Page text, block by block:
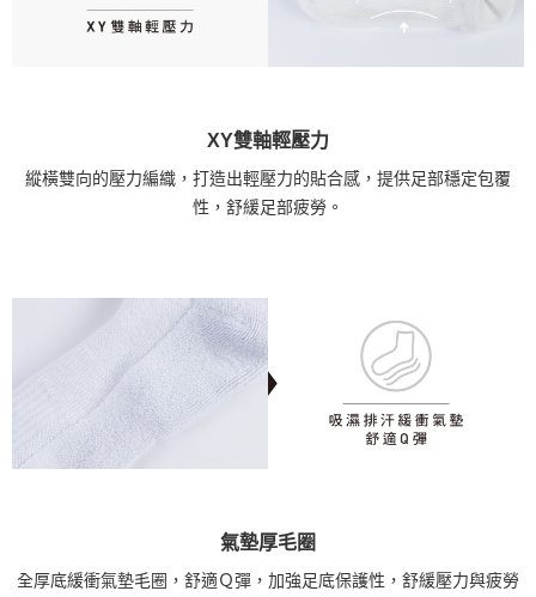
XY雙軸輕壓力
縱橫雙向的壓力編織，打造出輕壓力的貼合感，提供足部穩定包覆
性，舒緩足部疲勞。
氣墊厚毛圈
全厚底緩衝氣墊毛圈，舒適Ｑ彈，加強足底保護性，舒緩壓力與疲勞